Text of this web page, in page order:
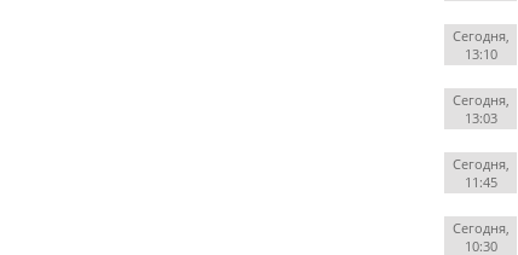
Сегодня,
13:10
Сегодня,
13:03
Сегодня,
11:45
Сегодня,
10:30